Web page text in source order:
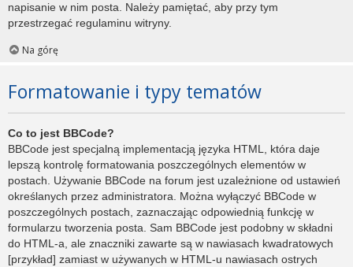
napisanie w nim posta. Należy pamiętać, aby przy tym
przestrzegać regulaminu witryny.
Na górę
Formatowanie i typy tematów
Co to jest BBCode?
BBCode jest specjalną implementacją języka HTML, która daje
lepszą kontrolę formatowania poszczególnych elementów w
postach. Używanie BBCode na forum jest uzależnione od ustawień
określanych przez administratora. Można wyłączyć BBCode w
poszczególnych postach, zaznaczając odpowiednią funkcję w
formularzu tworzenia posta. Sam BBCode jest podobny w składni
do HTML-a, ale znaczniki zawarte są w nawiasach kwadratowych
[przykład] zamiast w używanych w HTML-u nawiasach ostrych